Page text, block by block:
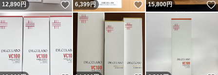
12,890円 いいね！
6,399円 いいね！
15,800円